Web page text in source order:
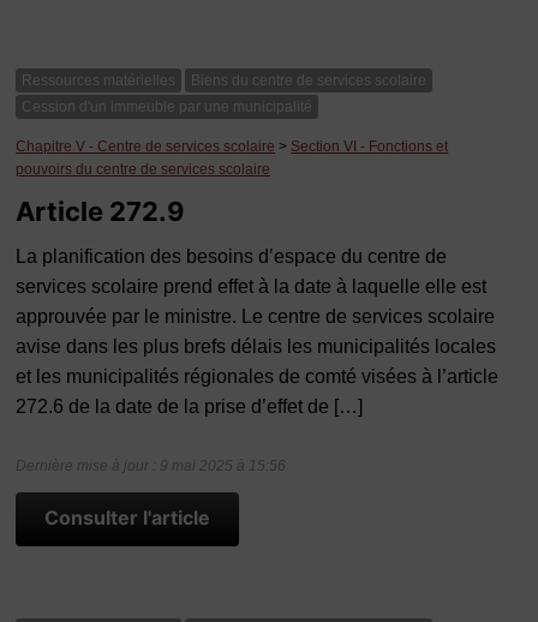
Ressources matérielles
Biens du centre de services scolaire
Cession d'un immeuble par une municipalité
Chapitre V - Centre de services scolaire > Section VI - Fonctions et
pouvoirs du centre de services scolaire
Article 272.9
La planification des besoins d’espace du centre de
services scolaire prend effet à la date à laquelle elle est
approuvée par le ministre. Le centre de services scolaire
avise dans les plus brefs délais les municipalités locales
et les municipalités régionales de comté visées à l’article
272.6 de la date de la prise d’effet de […]
Dernière mise à jour : 9 mai 2025 à 15:56
Consulter l'article